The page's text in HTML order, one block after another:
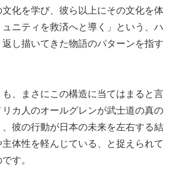
文化を学び、彼ら以上にその文化を体
ニティを救済へと導く」という、ハ
し描いてきた物語のパターンを指す
も、まさにこの構造に当てはまると言
カ人のオールグレンが武士道の真の
彼の行動が日本の未来を左右する結
体性を軽んじている、と捉えられて
す。